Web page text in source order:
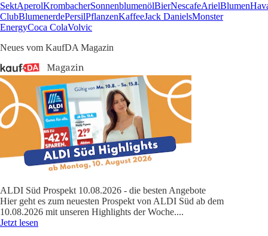
SektAperolKrombacherSonnenblumenölBierNescafeArielBlumen
ClubBlumenerdePersilPflanzenKaffeeJack DanielsMonster
EnergyCoca ColaVolvic
Neues vom KaufDA Magazin
ALDI Süd Prospekt 10.08.2026 - die besten Angebote
Hier geht es zum neuesten Prospekt von ALDI Süd ab dem
10.08.2026 mit unseren Highlights der Woche....
Jetzt lesen